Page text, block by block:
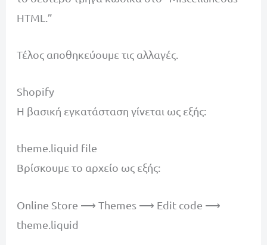
HTML.”
Τέλος αποθηκεύουμε τις αλλαγές.
Shopify
Η βασική εγκατάσταση γίνεται ως εξής:
theme.liquid file
Βρίσκουμε το αρχείο ως εξής:
Online Store ⟶ Themes ⟶ Edit code ⟶
theme.liquid